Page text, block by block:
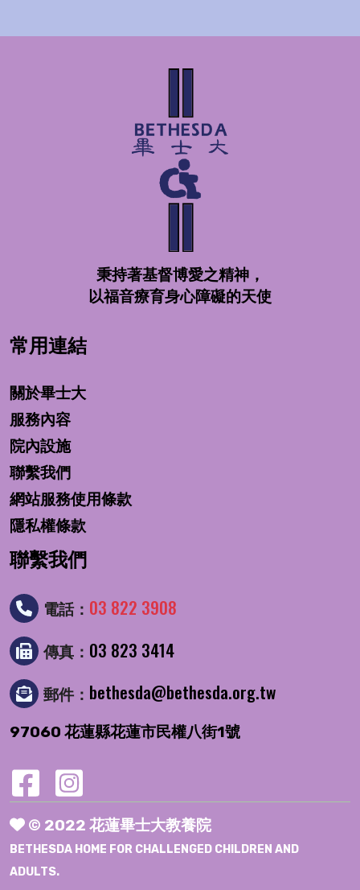
秉持著基督博愛之精神，
以福音療育身心障礙的天使
常用連結
關於畢士大
服務內容
院內設施
聯繫我們
網站服務使用條款
隱私權條款
聯繫我們
電話： 03 822 3908
傳真： 03 823 3414
郵件： bethesda@bethesda.org.tw
97060 花蓮縣花蓮市民權八街1號
© 2022 花蓮畢士大教養院
BETHESDA HOME FOR CHALLENGED CHILDREN AND
ADULTS.